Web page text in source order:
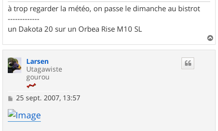
à trop regarder la météo, on passe le dimanche au bistrot
-------------
un Dakota 20 sur un Orbea Rise M10 SL
a
Larsen
Utagawiste
gourou
M
s
s
25 sept. 2007, 13:57